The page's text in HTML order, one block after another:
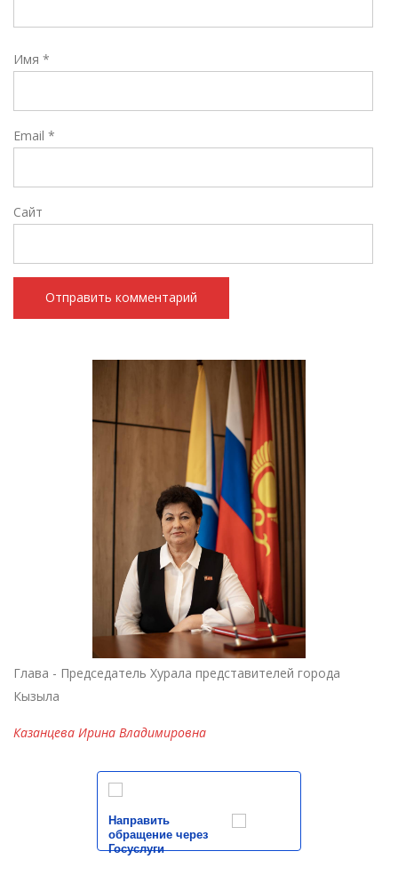
Имя *
Email *
Сайт
Глава - Председатель Хурала представителей города
Кызыла
Казанцева Ирина Владимировна
Направить
обращение через
Госуслуги